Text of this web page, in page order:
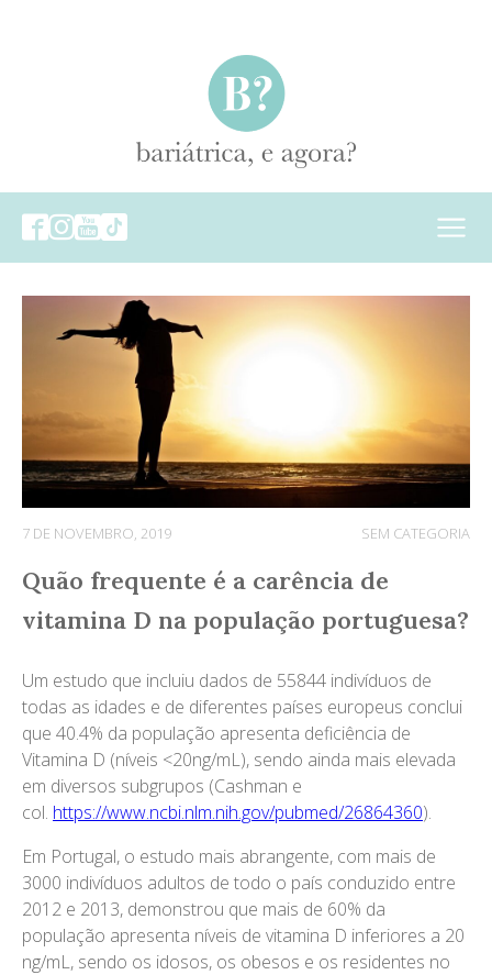
7 DE NOVEMBRO, 2019 SEM CATEGORIA
Quão frequente é a carência de
vitamina D na população portuguesa?
Um estudo que incluiu dados de 55844 indivíduos de
todas as idades e de diferentes países europeus conclui
que 40.4% da população apresenta deficiência de
Vitamina D (níveis <20ng/mL), sendo ainda mais elevada
em diversos subgrupos (Cashman e
col. https://www.ncbi.nlm.nih.gov/pubmed/26864360).
Em Portugal, o estudo mais abrangente, com mais de
3000 indivíduos adultos de todo o país conduzido entre
2012 e 2013, demonstrou que mais de 60% da
população apresenta níveis de vitamina D inferiores a 20
ng/mL, sendo os idosos, os obesos e os residentes no